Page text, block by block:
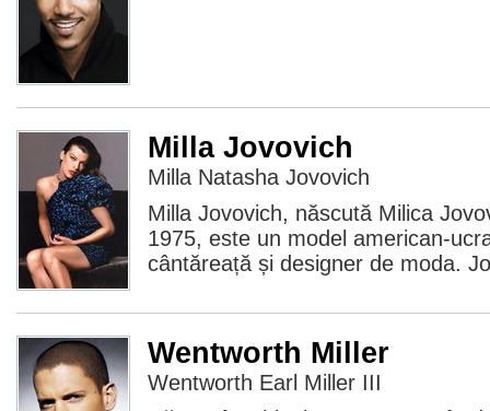
Milla Jovovich
Milla Natasha Jovovich
Milla Jovovich, născută Milica
1975, este un model american-
cântăreață și designer de moda.
Wentworth Miller
Wentworth Earl Miller III